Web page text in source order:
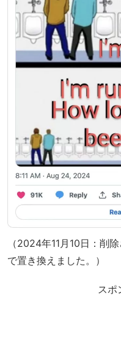
（2024年11月10日：削
で置き換えました。）
スポ